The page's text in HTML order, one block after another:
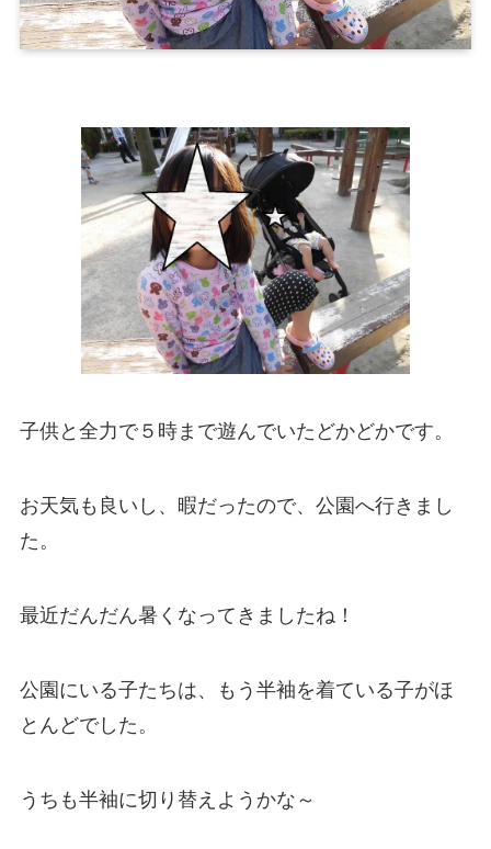
子供と全力で５時まで遊んでいたどかどかです。
お天気も良いし、暇だったので、公園へ行きまし
た。
最近だんだん暑くなってきましたね！
公園にいる子たちは、もう半袖を着ている子がほ
とんどでした。
うちも半袖に切り替えようかな～